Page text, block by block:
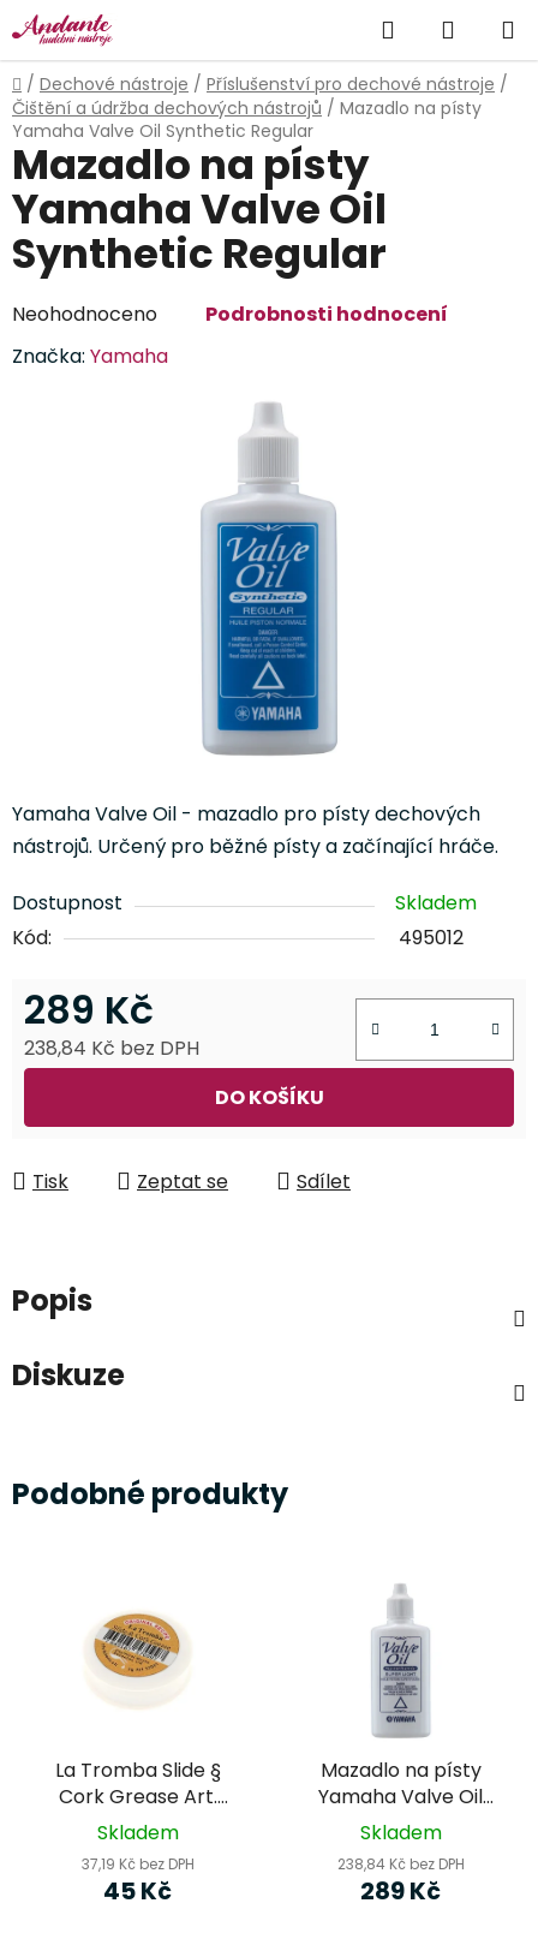
Přejít
na
obsah
Hledat
KOŠÍK
Domů
/ Dechové nástroje / Příslušenství pro dechové nástroje /
Čištění a údržba dechových nástrojů / Mazadlo na písty
Yamaha Valve Oil Synthetic Regular
Yamaha Valve Oil - mazadlo pro písty dechových
nástrojů. Určený pro běžné písty a začínající hráče.
Dostupnost
Skladem
Kód:
495012
289 Kč
238,84 Kč bez DPH
DO KOŠÍKU
Tisk Zeptat se Sdílet
Mazadlo na písty
Yamaha Valve Oil
Synthetic Regular
Průměrné
produktu
Neohodnoceno
Podrobnosti hodnocení
Značka: Yamaha
Popis
Diskuze
Podobné produkty
La Tromba Slide §
Cork Grease Art.
33001 - korkové
Skladem
37,19 Kč bez DPH
45 Kč
Mazadlo na písty
Yamaha Valve Oil
Synthetic Super Light
Skladem
238,84 Kč bez DPH
289 Kč